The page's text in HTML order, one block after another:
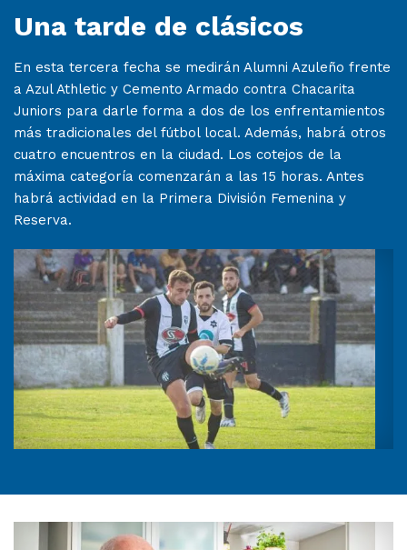
Una tarde de clásicos
En esta tercera fecha se medirán Alumni Azuleño frente
a Azul Athletic y Cemento Armado contra Chacarita
Juniors para darle forma a dos de los enfrentamientos
más tradicionales del fútbol local. Además, habrá otros
cuatro encuentros en la ciudad. Los cotejos de la
máxima categoría comenzarán a las 15 horas. Antes
habrá actividad en la Primera División Femenina y
Reserva.